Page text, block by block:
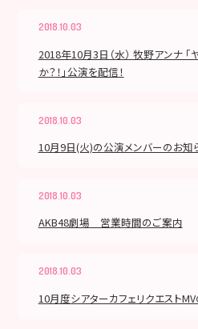
2018.10.03
2018年10月3日（水） 牧野アンナ 「
か？！」公演を配信！
2018.10.03
10月9日(火)の公演メンバーのお知
2018.10.03
AKB48劇場 営業時間のご案内
2018.10.03
10月度シアターカフェリクエスト